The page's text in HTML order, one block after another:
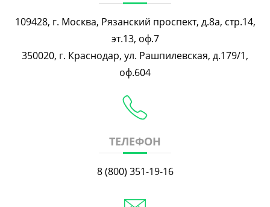
109428, г. Москва, Рязанский проспект, д.8а, стр.14,
эт.13, оф.7
350020, г. Краснодар, ул. Рашпилевская, д.179/1,
оф.604
ТЕЛЕФОН
8 (800) 351-19-16